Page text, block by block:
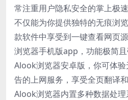
常注重用户隐私安全的掌上极
不仅能为你提供独特的无痕浏
款软件中享受到一键查看网页
浏览器手机版app，功能极简
Alook浏览器安卓版，你可体
告的上网服务，享受全页翻译
Alook浏览器内置多种数据处